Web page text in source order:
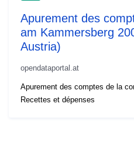
Apurement des
am Kammersberg
Austria)
opendataportal.at
Apurement des comptes de la
Recettes et dépenses